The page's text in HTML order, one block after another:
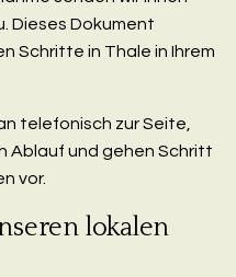
Dieses Dokument
Schritte in Thale in Ihrem
telefonisch zur Seite,
Ablauf und gehen Schritt
vor.
lokalen